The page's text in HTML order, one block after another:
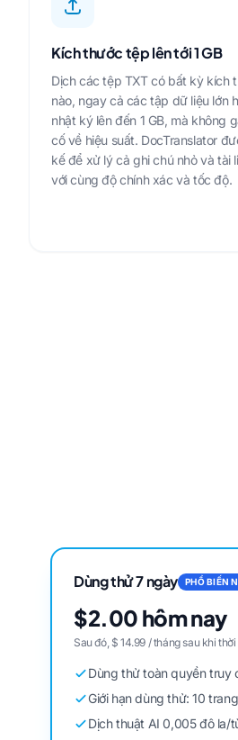
Kích thước tệp lên tới 1 GB
Dịch các tệp TXT có bất kỳ kích
nào, ngay cả các tập dữ liệu lớn
nhật ký lên đến 1 GB, mà không
cố về hiệu suất. DocTranslator
kế để xử lý cả ghi chú nhỏ và tài
với cùng độ chính xác và tốc độ.
Dùng thử 7 ngày PHỔ BIẾN
$2.00 hôm nay
Sau đó, $ 14.99 / tháng sau khi
Dùng thử toàn quyền truy
Giới hạn dùng thử: 10
Dịch thuật AI 0,005 đô la/